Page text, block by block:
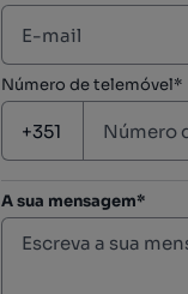
Número de telemóvel*
A sua mensagem*